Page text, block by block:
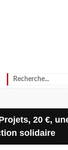
solidaire